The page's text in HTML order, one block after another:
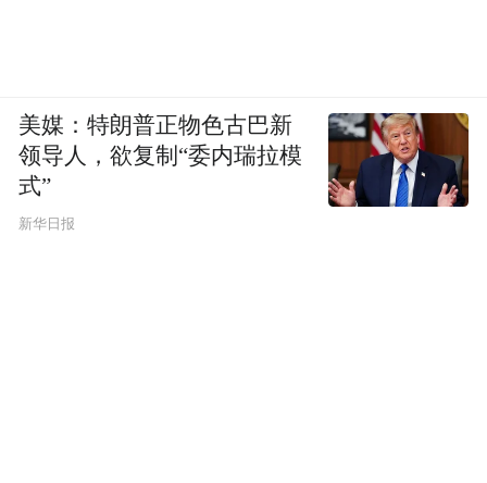
美媒：特朗普正物色古巴新
领导人，欲复制“委内瑞拉模
式”
新华日报